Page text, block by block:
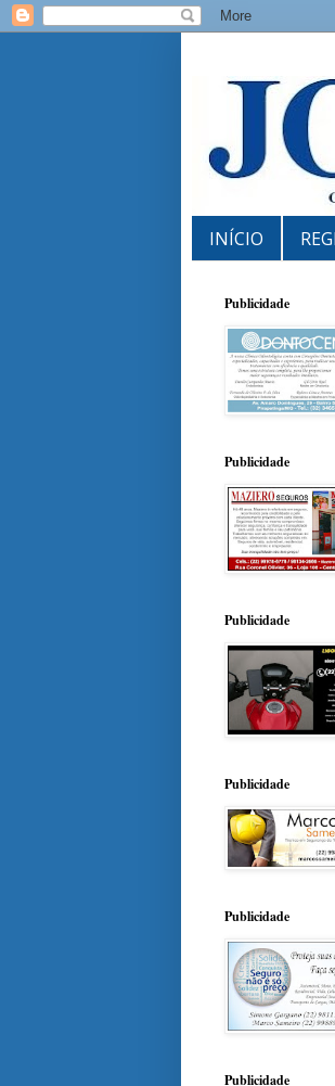
INÍCIO
Publicidade
Publicidade
Publicidade
Publicidade
Publicidade
Publicidade